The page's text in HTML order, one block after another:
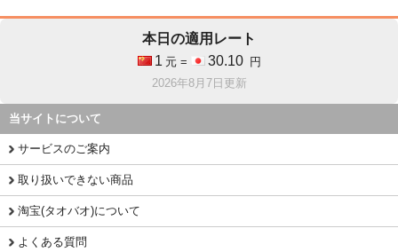
本日の適用レート
1 元 = 30.10
円
2026年8月7日更新
当サイトについて
サービスのご案内
取り扱いできない商品
淘宝(タオバオ)について
よくある質問